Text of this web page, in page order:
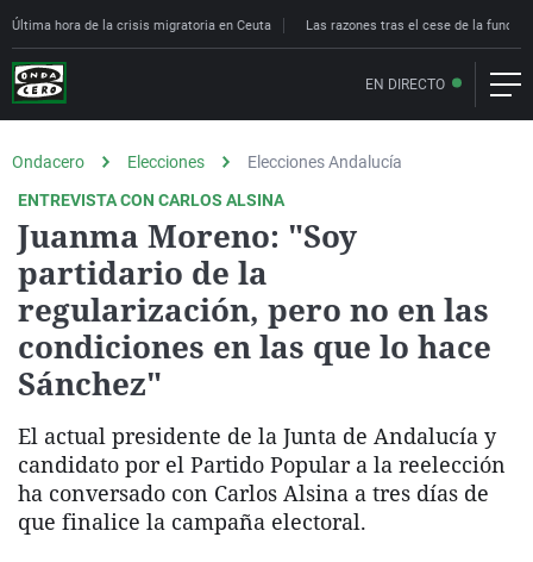
Última hora de la crisis migratoria en Ceuta Las razones tras el cese de la
EN DIRECTO
Ondacero Elecciones
Elecciones Andalucía
ENTREVISTA CON CARLOS ALSINA
Juanma Moreno: "Soy
partidario de la
regularización, pero no en las
condiciones en las que lo hace
Sánchez"
El actual presidente de la Junta de Andalucía y
candidato por el Partido Popular a la reelección
ha conversado con Carlos Alsina a tres días de
que finalice la campaña electoral.